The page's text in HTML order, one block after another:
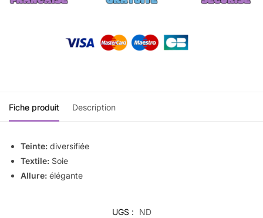
Fiche produit Description
Teinte: diversifiée
Textile: Soie
Allure: élégante
UGS :
ND